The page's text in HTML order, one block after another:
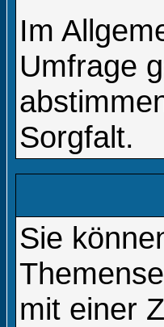
Im
Umfrage
Sorgfalt.
Sie
mit einer